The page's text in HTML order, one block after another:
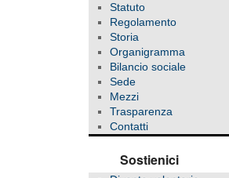
Statuto
Regolamento
Storia
Organigramma
Bilancio sociale
Sede
Mezzi
Trasparenza
Contatti
Sostienici